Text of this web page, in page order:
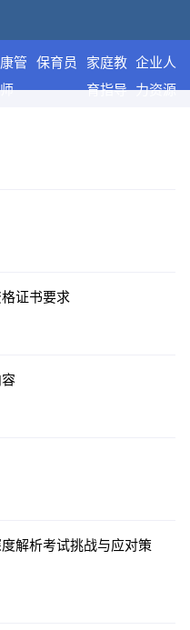
管
保育员
家庭教
育指导
企业人
力资源
证书要求
解析考试挑战与应对策